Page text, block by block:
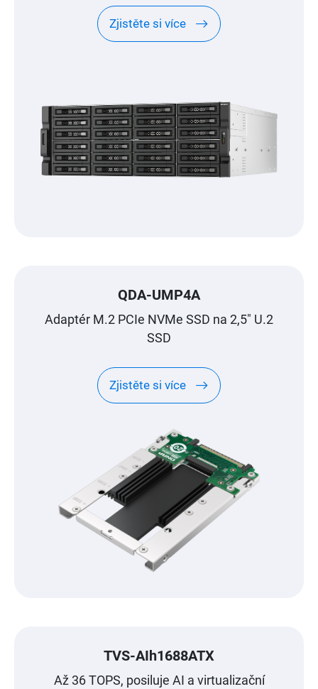
Zjistěte si více
QDA-UMP4A
Adaptér M.2 PCIe NVMe SSD na 2,5″ U.2
SSD
Zjistěte si více
TVS-AIh1688ATX
Až 36 TOPS, posiluje AI a virtualizační